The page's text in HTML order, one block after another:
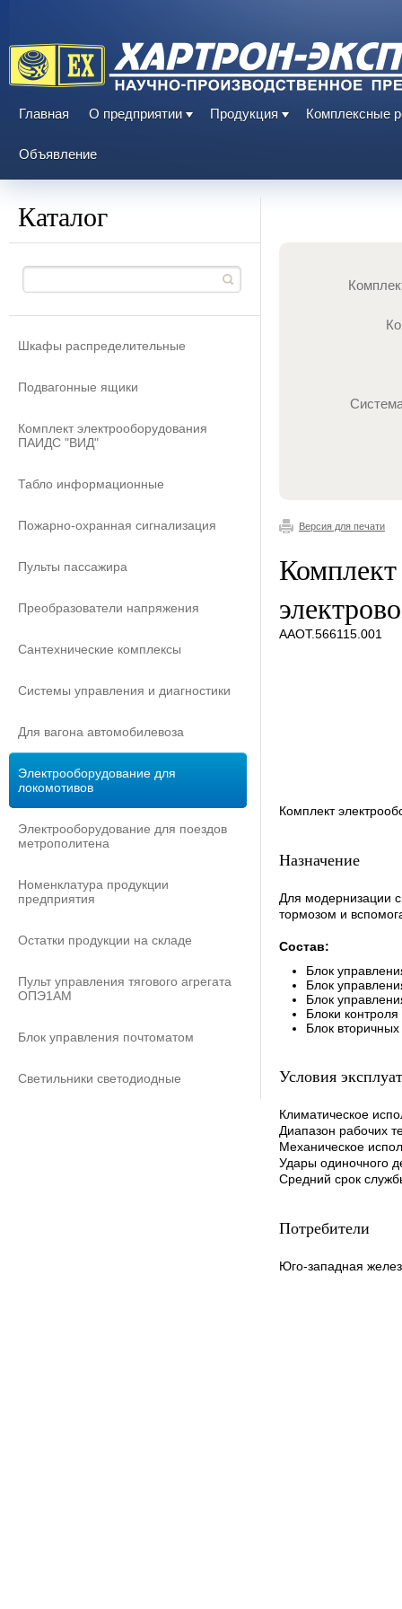
Главная О предприятии Продукция Комплексные
Объявление
Каталог
Шкафы распределительные
Подвагонные ящики
Комплект электрооборудования
ПАИДС "ВИД"
Табло информационные
Пожарно-охранная сигнализация
Пульты пассажира
Преобразователи напряжения
Сантехнические комплексы
Системы управления и диагностики
Для вагона автомобилевоза
Электрооборудование для
локомотивов
Электрооборудование для поездов
метрополитена
Номенклатура продукции
предприятия
Остатки продукции на складе
Пульт управления тягового агрегата
ОПЭ1АМ
Блок управления почтоматом
Светильники светодиодные
Версия для печати
ААОТ.566115.001
Комплект
Назначение
Для модернизации
тормозом и
Состав:
Блок
Блок
Блок
Блоки
Блок
Условия
Климатическое
Диапазон рабочих
Механическое
Удары одиночного
Средний срок
Потребители
Юго-западная